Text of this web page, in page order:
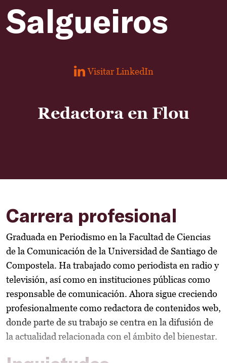
Salgueiros
Visitar LinkedIn
Redactora en Flou
Carrera profesional
Graduada en Periodismo en la Facultad de Ciencias
de la Comunicación de la Universidad de Santiago de
Compostela. Ha trabajado como periodista en radio y
televisión, así como en instituciones públicas como
responsable de comunicación. Ahora sigue creciendo
profesionalmente como redactora de contenidos web,
donde parte de su trabajo se centra en la difusión de
la actualidad relacionada con el ámbito del bienestar.